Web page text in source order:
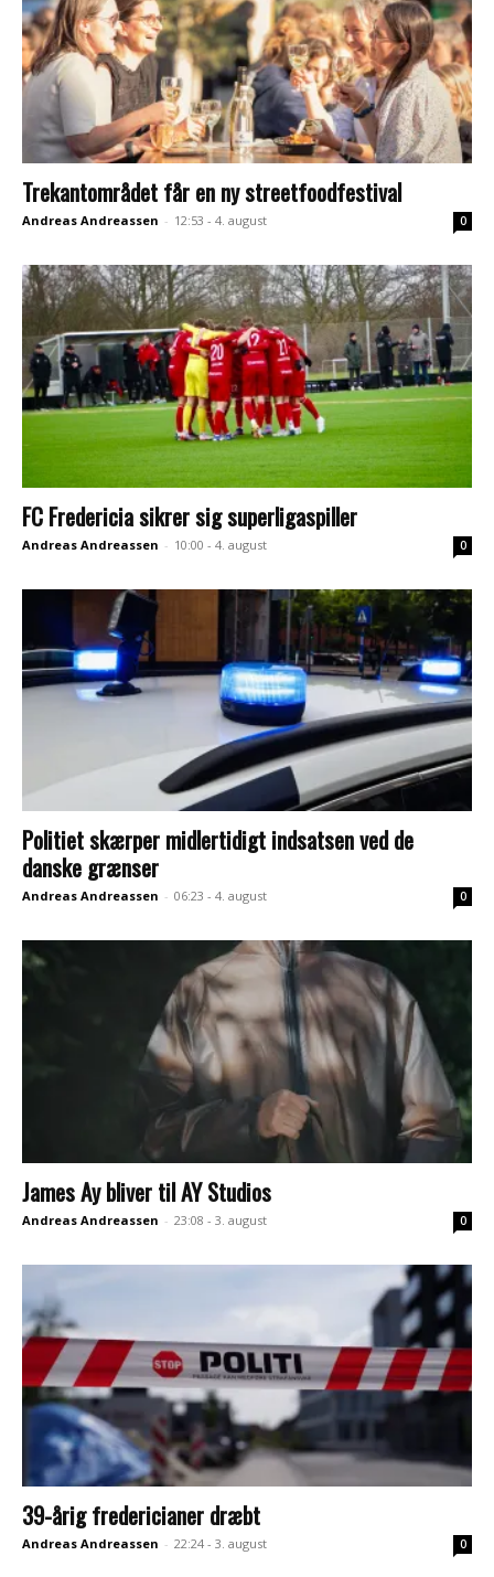
Trekantområdet får en ny streetfoodfestival
Andreas Andreassen - 12:53 - 4. august 0
FC Fredericia sikrer sig superligaspiller
Andreas Andreassen - 10:00 - 4. august 0
Politiet skærper midlertidigt indsatsen ved de
danske grænser
Andreas Andreassen - 06:23 - 4. august 0
James Ay bliver til AY Studios
Andreas Andreassen - 23:08 - 3. august 0
39-årig fredericianer dræbt
Andreas Andreassen - 22:24 - 3. august 0